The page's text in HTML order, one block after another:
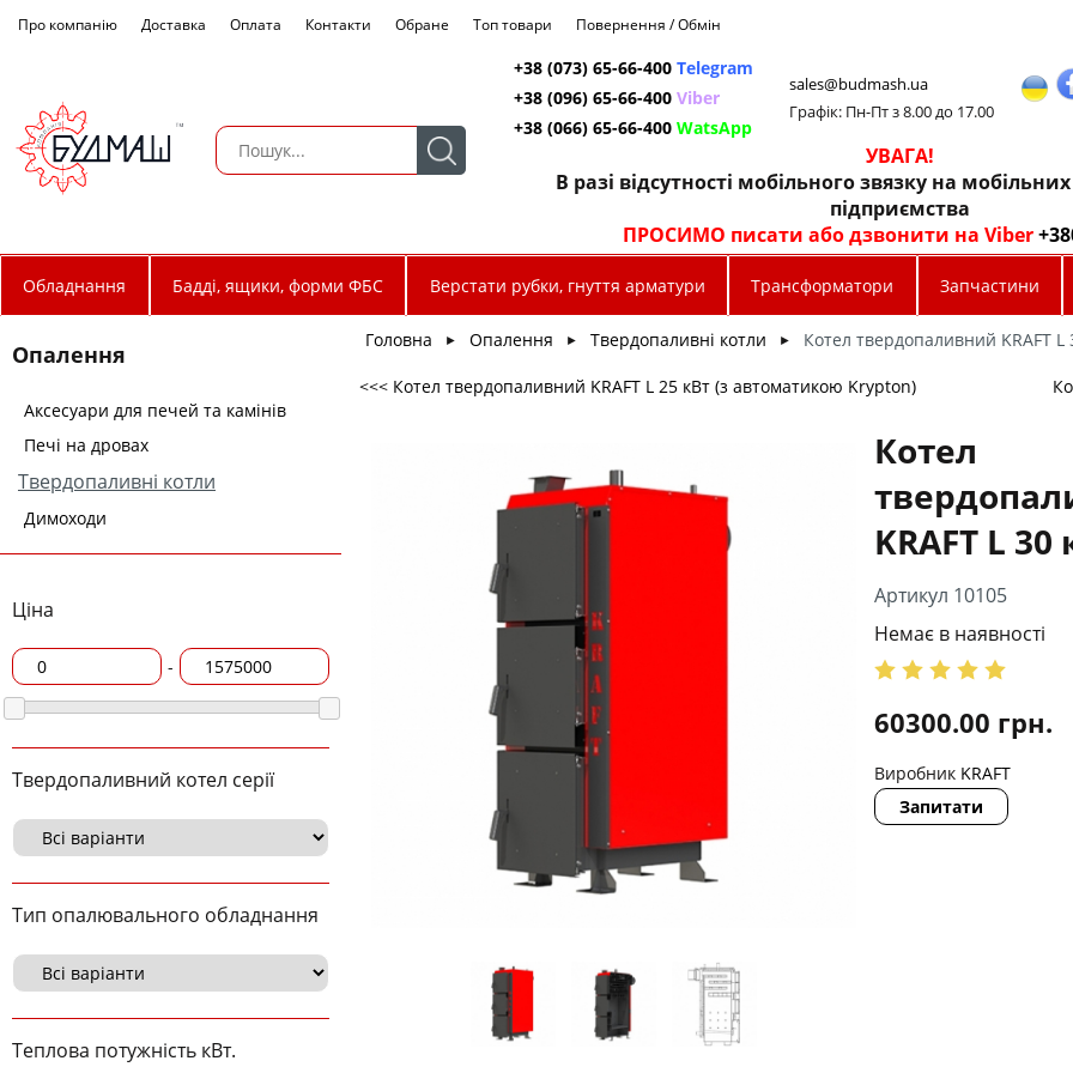
Про компанію Доставка Оплата Контакти Обране Топ товари Повернення / Обмін
+38 (073) 65-66-400 Telegram
+38 (096) 65-66-400 Viber
+38 (066) 65-66-400 WatsApp
sales@budmash.ua
Графік: Пн-Пт з 8.00 до 17.00
УВАГА!
В разі відсутності мобільного звязку на
підприємства
ПРОСИМО писати або дзвонити на Viber
Обладнання Бадді, ящики, форми ФБС Верстати рубки, гнуття арматури Трансформатори Запчастини
Опалення
Аксесуари для печей та камінів
Печі на дровах
Твердопаливні котли
Димоходи
Ціна
-
Твердопаливний котел серії
Тип опалювального обладнання
Теплова потужність кВт.
Головна ► Опалення ► Твердопаливні котли ► Котел твердопаливний KRAFT L
<<< Котел твердопаливний KRAFT L 25 кВт (з автоматикою Krypton)
Котел
KRAFT L 30
Артикул 10105
Немає в наявності
60300.00 грн.
Виробник KRAFT
Запитати